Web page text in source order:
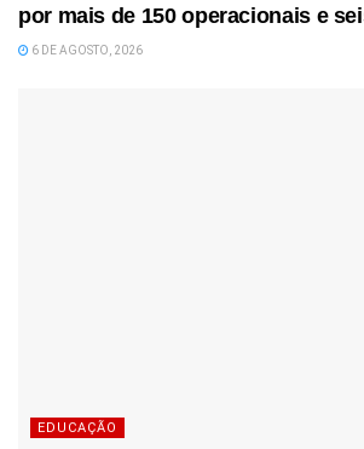
por mais de 150 operacionais e
6 DE AGOSTO, 2026
EDUCAÇÃO